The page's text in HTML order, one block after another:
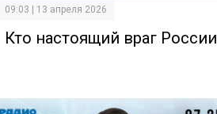
09:03 | 13 апреля 2026
Кто настоящий враг России